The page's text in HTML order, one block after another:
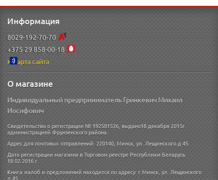
Информация
8029-192-70-70
+375 29 858-00-18
Карта сайта
О магазине
Индивидуальный предприниматель Гринкевич Михаил
Иосифович
Свидетельство о регистрации № 192581526, выдано18 декабря 2015г.
администрацией Фрунзенского района.
Адрес для почтовых отправлений: 220140, Минск, ул. Лещинского д 45.
Дата регистрации магазина в Торговом реестре Республики Беларусь
18.02.2016 г
Книга жалоб и предложений находится по адресу: г.Минск, ул. Лещинского
д.45.